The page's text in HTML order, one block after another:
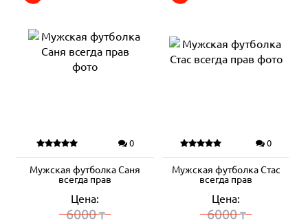
0
Мужская футболка Саня
всегда прав
Цена:
6000₸
0
Мужская футболка Стас
всегда прав
Цена:
6000₸